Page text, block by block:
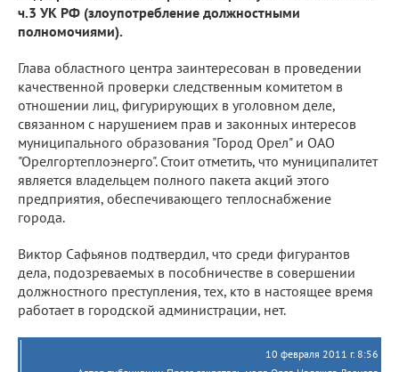
ч.3 УК РФ (злоупотребление должностными
полномочиями).
Глава областного центра заинтересован в проведении
качественной проверки следственным комитетом в
отношении лиц, фигурирующих в уголовном деле,
связанном с нарушением прав и законных интересов
муниципального образования "Город Орел" и ОАО
"Орелгортеплоэнерго". Стоит отметить, что муниципалитет
является владельцем полного пакета акций этого
предприятия, обеспечивающего теплоснабжение
города.
Виктор Сафьянов подтвердил, что среди фигурантов
дела, подозреваемых в пособничестве в совершении
должностного преступления, тех, кто в настоящее время
работает в городской администрации, нет.
10 февраля 2011 г. 8:56